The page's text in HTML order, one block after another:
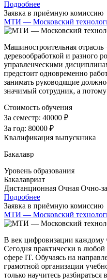
Подробнее
Заявка в приёмную комиссию
МТИ — Московский
Машиностроительная отрасль
деревообработкой и разного
управленческими
предстоит одновременно
занимать руководящие
значимый сотрудник, а
Стоимость обучения
За семестр: 40000 ₽
За год: 80000 ₽
Квалификация выпускника
Бакалавр
Уровень образования
Бакалавриат
Дистанционная Очная Очно-
Подробнее
Заявка в приёмную комиссию
МТИ — Московский
В век цифровизации каждому
Сегодня практически в
сфере IT. Обучаясь на
грамотной организации
только научитесь